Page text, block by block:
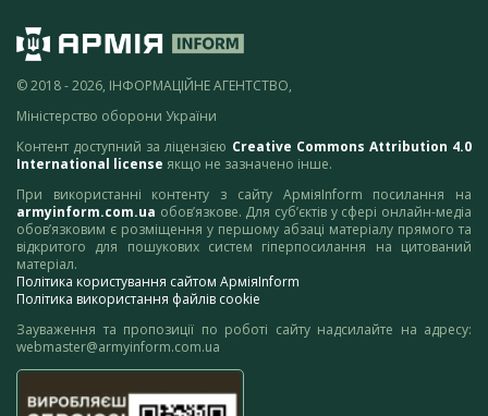
© 2018 - 2026, ІНФОРМАЦІЙНЕ АГЕНТСТВО,
Міністерство оборони України
Контент доступний за ліцензією Creative Commons Attribution 4.0
International license якщо не зазначено інше.
При використанні контенту з сайту АрміяInform посилання на
armyinform.com.ua обов’язкове. Для суб’єктів у сфері онлайн-медіа
обов’язковим є розміщення у першому абзаці матеріалу прямого та
відкритого для пошукових систем гіперпосилання на цитований
матеріал.
Політика користування сайтом АрміяInform
Політика використання файлів cookie
Зауваження та пропозиції по роботі сайту надсилайте на адресу:
webmaster@armyinform.com.ua